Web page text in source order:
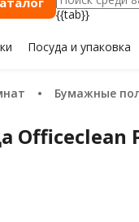
{{tab}}
Посуда и упаковка
Бумажные